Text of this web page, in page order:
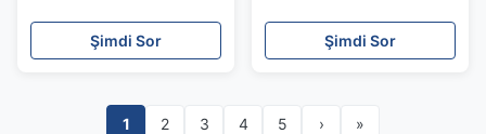
Makinesi
Şimdi Sor
Cihazı Hidrolik Boru
Crimper
Şimdi Sor
1 2 3 4 5 › »